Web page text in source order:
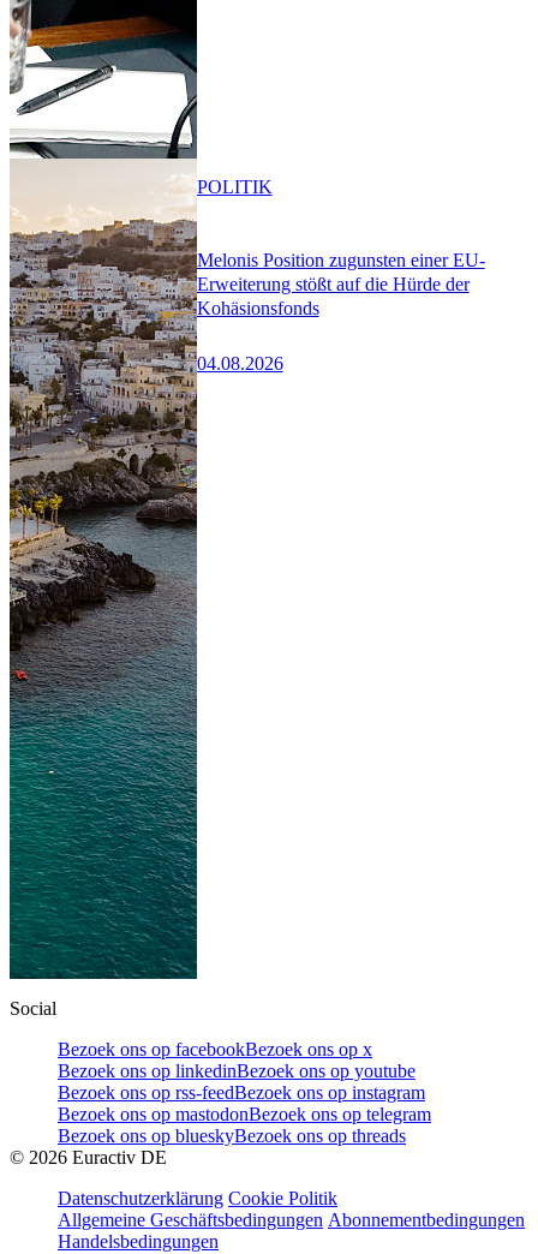
Melonis Position zugunsten einer EU-
Erweiterung stößt auf die Hürde der
Kohäsionsfonds
04.08.2026
POLITIK
Social
Bezoek ons op facebookBezoek ons op x
Bezoek ons op linkedinBezoek ons op youtube
Bezoek ons op rss-feedBezoek ons op instagram
Bezoek ons op mastodonBezoek ons op telegram
Bezoek ons op blueskyBezoek ons op threads
© 2026 Euractiv DE
Datenschutzerklärung Cookie Politik
Allgemeine Geschäftsbedingungen Abonnementbedingungen
Handelsbedingungen